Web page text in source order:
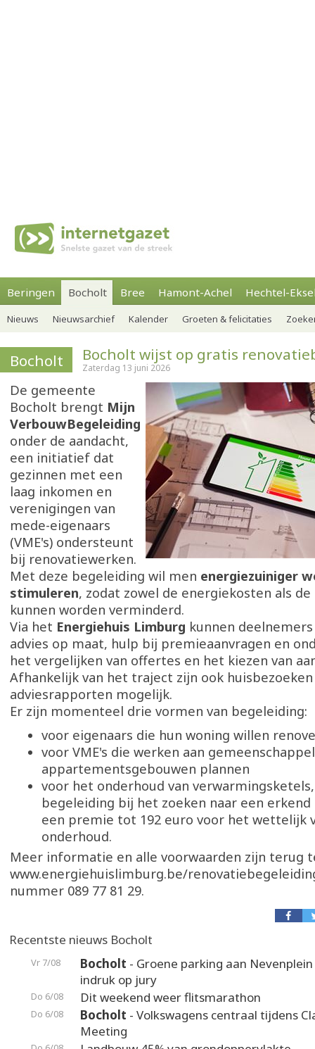
Beringen Bocholt Bree Hamont-Achel Hechtel-
Nieuws Nieuwsarchief Kalender Groeten & felicitaties
Bocholt Bocholt wijst op gratis
Zaterdag 13 juni 2026
De gemeente
Bocholt brengt Mijn
VerbouwBegeleiding
onder de aandacht,
een initiatief dat
gezinnen met een
laag inkomen en
verenigingen van
mede-eigenaars
(VME's) ondersteunt
bij renovatiewerken.
Met deze begeleiding wil men energiezuiniger
stimuleren, zodat zowel de energiekosten als
kunnen worden verminderd.
Via het Energiehuis Limburg kunnen
advies op maat, hulp bij premieaanvragen en
het vergelijken van offertes en het kiezen van
Afhankelijk van het traject zijn ook
adviesrapporten mogelijk.
Er zijn momenteel drie vormen van begeleiding:
voor eigenaars die hun woning willen
voor VME's die werken aan
appartementsgebouwen plannen
voor het onderhoud van
begeleiding bij het zoeken naar een erkend
een premie tot 192 euro voor het wettelijk
onderhoud.
Meer informatie en alle voorwaarden zijn terug
www.energiehuislimburg.be/
nummer 089 77 81 29.
Recentste nieuws Bocholt
Vr 7/08 Bocholt - Groene parking aan
indruk op jury
Do 6/08 Dit weekend weer flitsmarathon
Do 6/08 Bocholt - Volkswagens centraal tijdens
Meeting